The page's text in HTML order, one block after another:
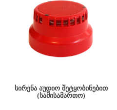
ᲡᲘᲠᲔᲜᲐ ᲐᲣᲓᲘᲝ ᲨᲔᲢᲧᲝᲑᲘᲜᲔᲑᲘᲗ
(ᲡᲐᲛᲘᲡᲐᲛᲐᲠᲗᲝ)